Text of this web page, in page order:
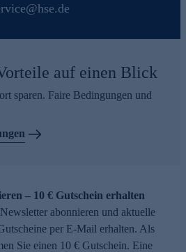
auf einen Blick
sparen. Faire Bedingungen und
– 10 € Gutschein erhalten
abonnieren und aktuelle
per E-Mail erhalten. Als
Sie einen 10 € Gutschein. Eine